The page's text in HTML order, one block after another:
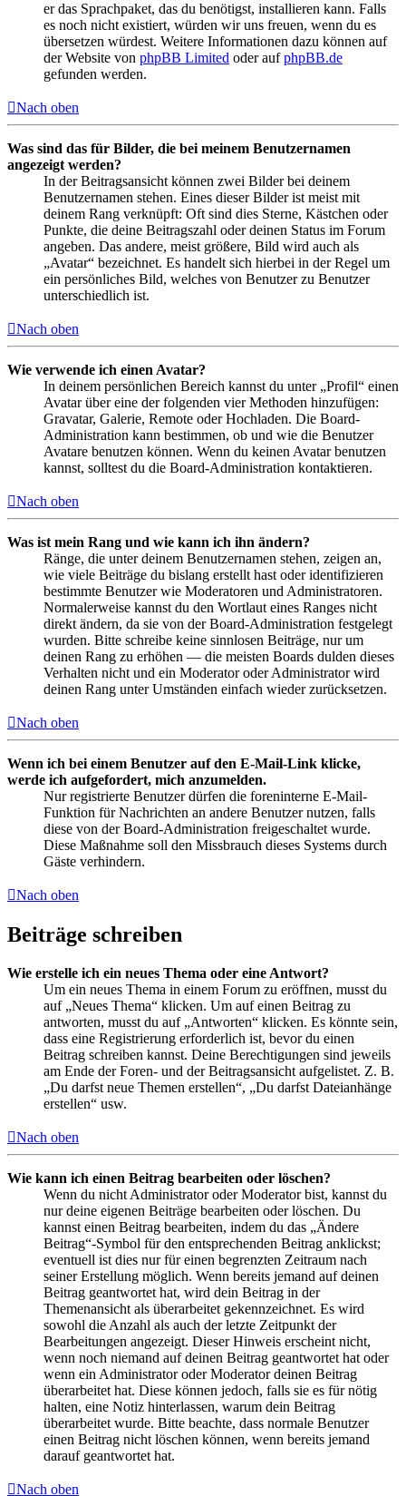
er das Sprachpaket, das du benötigst, installieren kann. Falls
es noch nicht existiert, würden wir uns freuen, wenn du es
übersetzen würdest. Weitere Informationen dazu können auf
der Website von phpBB Limited oder aufphpBB.de
gefunden werden.
Nach oben
Was sind das für Bilder, die bei meinem Benutzernamen
angezeigt werden?
In der Beitragsansicht können zwei Bilder bei deinem
Benutzernamen stehen. Eines dieser Bilder ist meist mit
deinem Rang verknüpft: Oft sind dies Sterne, Kästchen oder
Punkte, die deine Beitragszahl oder deinen Status im Forum
angeben. Das andere, meist größere, Bild wird auch als
„Avatar“ bezeichnet. Es handelt sich hierbei in der Regel um
ein persönliches Bild, welches von Benutzer zu Benutzer
unterschiedlich ist.
Nach oben
Wie verwende ich einen Avatar?
In deinem persönlichen Bereich kannst du unter „Profil“ einen
Avatar über eine der folgenden vier Methoden hinzufügen:
Gravatar, Galerie, Remote oder Hochladen. Die Board-
Administration kann bestimmen, ob und wie die Benutzer
Avatare benutzen können. Wenn du keinen Avatar benutzen
kannst, solltest du die Board-Administration kontaktieren.
Nach oben
Was ist mein Rang und wie kann ich ihn ändern?
Ränge, die unter deinem Benutzernamen stehen, zeigen an,
wie viele Beiträge du bislang erstellt hast oder identifizieren
bestimmte Benutzer wie Moderatoren und Administratoren.
Normalerweise kannst du den Wortlaut eines Ranges nicht
direkt ändern, da sie von der Board-Administration festgelegt
wurden. Bitte schreibe keine sinnlosen Beiträge, nur um
deinen Rang zu erhöhen — die meisten Boards dulden dieses
Verhalten nicht und ein Moderator oder Administrator wird
deinen Rang unter Umständen einfach wieder zurücksetzen.
Nach oben
Wenn ich bei einem Benutzer auf den E-Mail-Link klicke,
werde ich aufgefordert, mich anzumelden.
Nur registrierte Benutzer dürfen die foreninterne E-Mail-
Funktion für Nachrichten an andere Benutzer nutzen, falls
diese von der Board-Administration freigeschaltet wurde.
Diese Maßnahme soll den Missbrauch dieses Systems durch
Gäste verhindern.
Nach oben
Beiträge schreiben
Wie erstelle ich ein neues Thema oder eine Antwort?
Um ein neues Thema in einem Forum zu eröffnen, musst du
auf „Neues Thema“ klicken. Um auf einen Beitrag zu
antworten, musst du auf „Antworten“ klicken. Es könnte sein,
dass eine Registrierung erforderlich ist, bevor du einen
Beitrag schreiben kannst. Deine Berechtigungen sind jeweils
am Ende der Foren- und der Beitragsansicht aufgelistet. Z. B.
„Du darfst neue Themen erstellen“, „Du darfst Dateianhänge
erstellen“ usw.
Nach oben
Wie kann ich einen Beitrag bearbeiten oder löschen?
Wenn du nicht Administrator oder Moderator bist, kannst du
nur deine eigenen Beiträge bearbeiten oder löschen. Du
kannst einen Beitrag bearbeiten, indem du das „Ändere
Beitrag“-Symbol für den entsprechenden Beitrag anklickst;
eventuell ist dies nur für einen begrenzten Zeitraum nach
seiner Erstellung möglich. Wenn bereits jemand auf deinen
Beitrag geantwortet hat, wird dein Beitrag in der
Themenansicht als überarbeitet gekennzeichnet. Es wird
sowohl die Anzahl als auch der letzte Zeitpunkt der
Bearbeitungen angezeigt. Dieser Hinweis erscheint nicht,
wenn noch niemand auf deinen Beitrag geantwortet hat oder
wenn ein Administrator oder Moderator deinen Beitrag
überarbeitet hat. Diese können jedoch, falls sie es für nötig
halten, eine Notiz hinterlassen, warum dein Beitrag
überarbeitet wurde. Bitte beachte, dass normale Benutzer
einen Beitrag nicht löschen können, wenn bereits jemand
darauf geantwortet hat.
Nach oben